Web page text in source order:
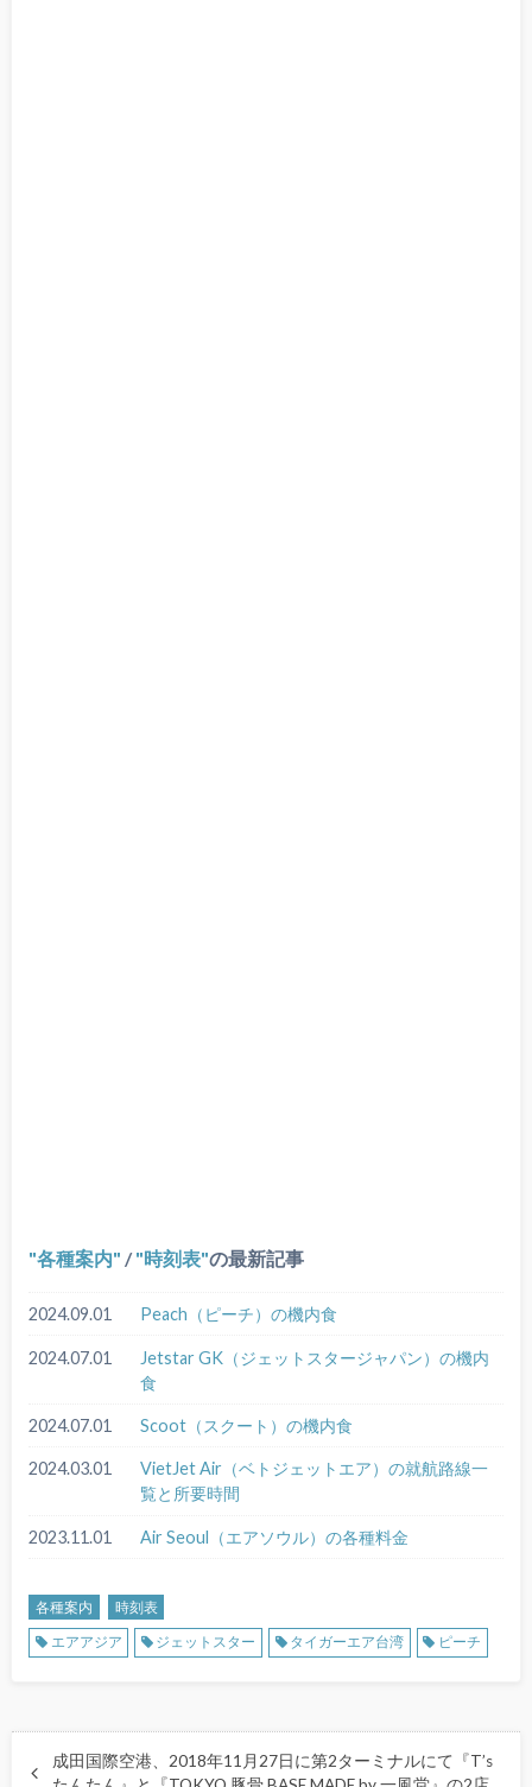
各種案内 / 時刻表 の最新記事
2024.09.01 Peach（ピーチ）の機内食
2024.07.01
Jetstar GK（ジェットスタージャパン）の機内
食
2024.07.01 Scoot（スクート）の機内食
2024.03.01
VietJet Air（ベトジェットエア）の就航路線一
覧と所要時間
2023.11.01 Air Seoul（エアソウル）の各種料金
各種案内
時刻表
エアアジア
ジェットスター タイガーエア台湾 ピーチ
成田国際空港、2018年11月27日に第2ターミナルにて『T’s